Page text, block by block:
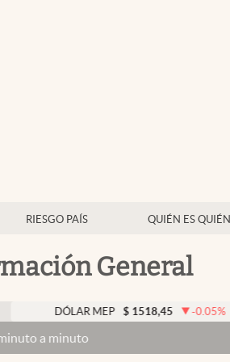
RIESGO PAÍS QUIÉN ES QUIÉN
General
$ 1518,45 -0.05%